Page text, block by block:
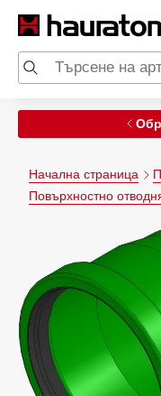
Начална страница
Повърхностно